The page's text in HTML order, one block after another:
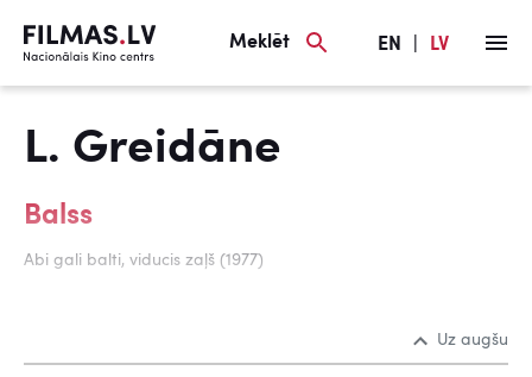
Meklēt EN LV
L. Greidāne
Balss
Abi gali balti, viducis zaļš (1977)
Uz augšu